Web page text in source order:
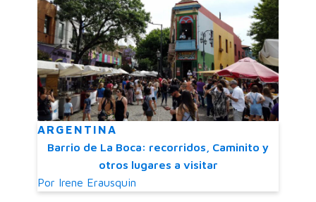
ARGENTINA
Barrio de La Boca: recorridos, Caminito y
otros lugares a visitar
Por Irene Erausquin